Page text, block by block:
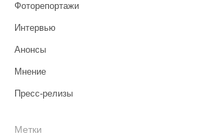
Фоторепортажи
Интервью
Анонсы
Мнение
Пресс-релизы
Метки